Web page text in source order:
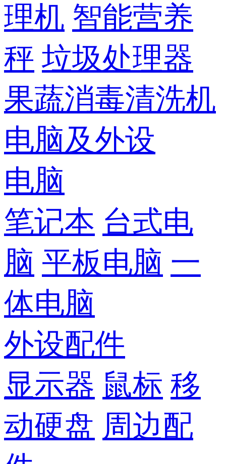
理机 智能营养
秤 垃圾处理器
果蔬消毒清洗机
电脑及外设
电脑
笔记本 台式电
脑 平板电脑 一
体电脑
外设配件
显示器 鼠标 移
动硬盘 周边配